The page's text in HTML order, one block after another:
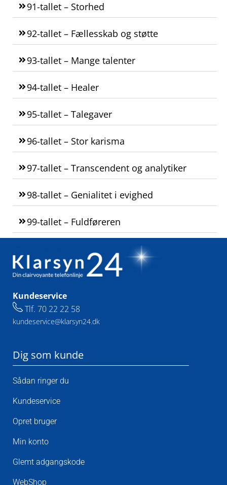
91-tallet – Storhed
92-tallet – Fællesskab og støtte
93-tallet – Mange talenter
94-tallet – Healer
95-tallet – Talegaver
96-tallet – Stor karisma
97-tallet – Transcendent og analytiker
98-tallet – Genialitet i evighed
99-tallet – Fuldføreren
Kundeservice
Tlf. 70 22 22 58
kundeservice@klarsyn24.dk
Dig som kunde
Sådan ringer du
Kundeservice
Opret bruger
Min konto
Glemt adgangskode
WebShop